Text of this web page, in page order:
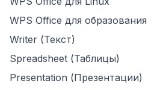
WPS Office для образования
Writer (Текст)
Spreadsheet (Таблицы)
Presentation (Презентации)